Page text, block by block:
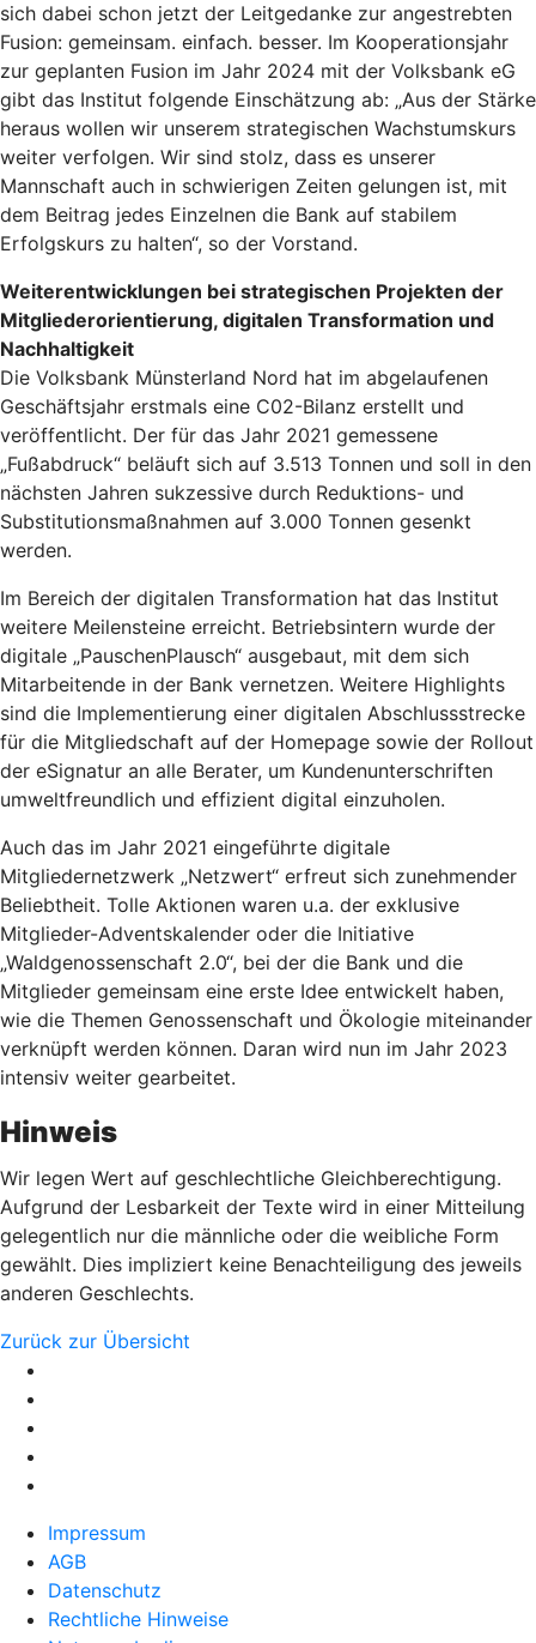
sich dabei schon jetzt der Leitgedanke zur angestrebten
Fusion: gemeinsam. einfach. besser. Im Kooperationsjahr
zur geplanten Fusion im Jahr 2024 mit der Volksbank eG
gibt das Institut folgende Einschätzung ab: „Aus der Stärke
heraus wollen wir unserem strategischen Wachstumskurs
weiter verfolgen. Wir sind stolz, dass es unserer
Mannschaft auch in schwierigen Zeiten gelungen ist, mit
dem Beitrag jedes Einzelnen die Bank auf stabilem
Erfolgskurs zu halten“, so der Vorstand.
Weiterentwicklungen bei strategischen Projekten der
Mitgliederorientierung, digitalen Transformation und
Nachhaltigkeit
Die Volksbank Münsterland Nord hat im abgelaufenen
Geschäftsjahr erstmals eine C02-Bilanz erstellt und
veröffentlicht. Der für das Jahr 2021 gemessene
„Fußabdruck“ beläuft sich auf 3.513 Tonnen und soll in den
nächsten Jahren sukzessive durch Reduktions- und
Substitutionsmaßnahmen auf 3.000 Tonnen gesenkt
werden.
Im Bereich der digitalen Transformation hat das Institut
weitere Meilensteine erreicht. Betriebsintern wurde der
digitale „PauschenPlausch“ ausgebaut, mit dem sich
Mitarbeitende in der Bank vernetzen. Weitere Highlights
sind die Implementierung einer digitalen Abschlussstrecke
für die Mitgliedschaft auf der Homepage sowie der Rollout
der eSignatur an alle Berater, um Kundenunterschriften
umweltfreundlich und effizient digital einzuholen.
Auch das im Jahr 2021 eingeführte digitale
Mitgliedernetzwerk „Netzwert“ erfreut sich zunehmender
Beliebtheit. Tolle Aktionen waren u.a. der exklusive
Mitglieder-Adventskalender oder die Initiative
„Waldgenossenschaft 2.0“, bei der die Bank und die
Mitglieder gemeinsam eine erste Idee entwickelt haben,
wie die Themen Genossenschaft und Ökologie miteinander
verknüpft werden können. Daran wird nun im Jahr 2023
intensiv weiter gearbeitet.
Hinweis
Wir legen Wert auf geschlechtliche Gleichberechtigung.
Aufgrund der Lesbarkeit der Texte wird in einer Mitteilung
gelegentlich nur die männliche oder die weibliche Form
gewählt. Dies impliziert keine Benachteiligung des jeweils
anderen Geschlechts.
Zurück zur Übersicht
Impressum
AGB
Datenschutz
Rechtliche Hinweise